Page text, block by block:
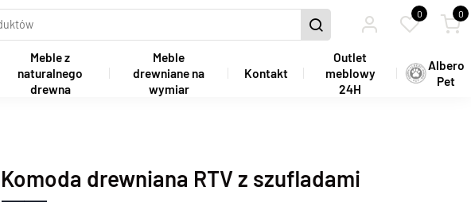
0 0
Meble z
naturalnego
drewna
Meble
drewniane na
wymiar
Kontakt
Outlet
meblowy
24H
Albero
Pet
Komoda drewniana RTV z szufladami